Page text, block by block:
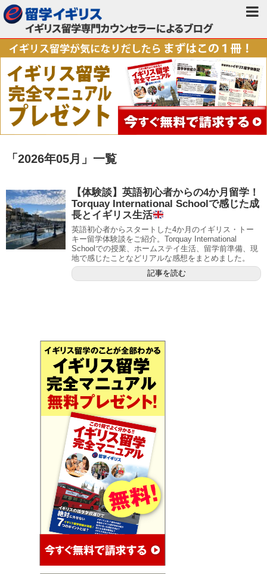
「 2026年05月 」 一覧
【体験談】英語初心者からの4か月留学！
Torquay International Schoolで感じた成
長とイギリス生活
英語初心者からスタートした4か月のイギリス・トー
キー留学体験談をご紹介。Torquay International
Schoolでの授業、ホームステイ生活、留学前準備、現
地で感じたことなどリアルな感想をまとめました。
記事を読む